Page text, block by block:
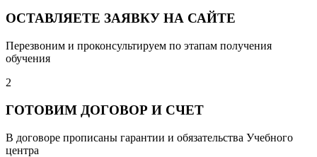
ОСТАВЛЯЕТЕ ЗАЯВКУ НА САЙТЕ
Перезвоним и проконсультируем по этапам получения
обучения
2
ГОТОВИМ ДОГОВОР И СЧЕТ
В договоре прописаны гарантии и обязательства Учебного
центра